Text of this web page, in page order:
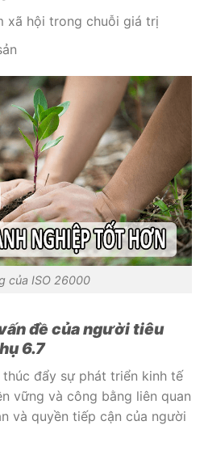
xã hội trong chuỗi giá trị
của ISO 26000
đề của người tiêu
6.7
đẩy sự phát triển kinh tế
vững và công bằng liên quan
và quyền tiếp cận của người